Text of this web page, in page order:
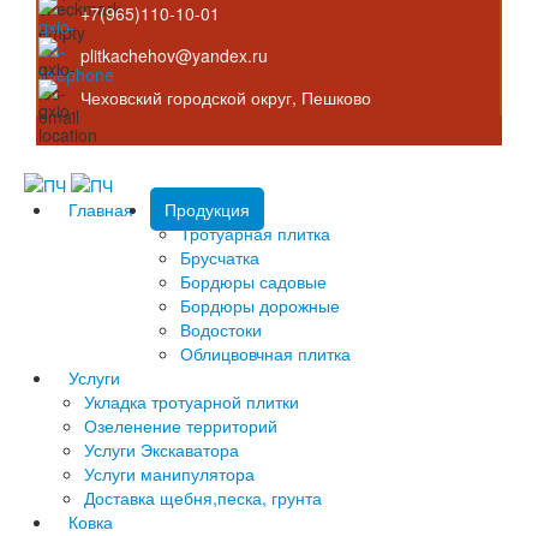
+7(965)110-10-01
plitkachehov@yandex.ru
Чеховский городской округ, Пешково
Главная
Продукция
Тротуарная плитка
Брусчатка
Бордюры садовые
Бордюры дорожные
Водостоки
Облицвовчная плитка
Услуги
Укладка тротуарной плитки
Озеленение территорий
Услуги Экскаватора
Услуги манипулятора
Доставка щебня,песка, грунта
Ковка